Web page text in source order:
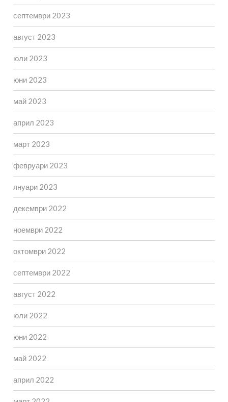
септември 2023
август 2023
юли 2023
юни 2023
май 2023
април 2023
март 2023
февруари 2023
януари 2023
декември 2022
ноември 2022
октомври 2022
септември 2022
август 2022
юли 2022
юни 2022
май 2022
април 2022